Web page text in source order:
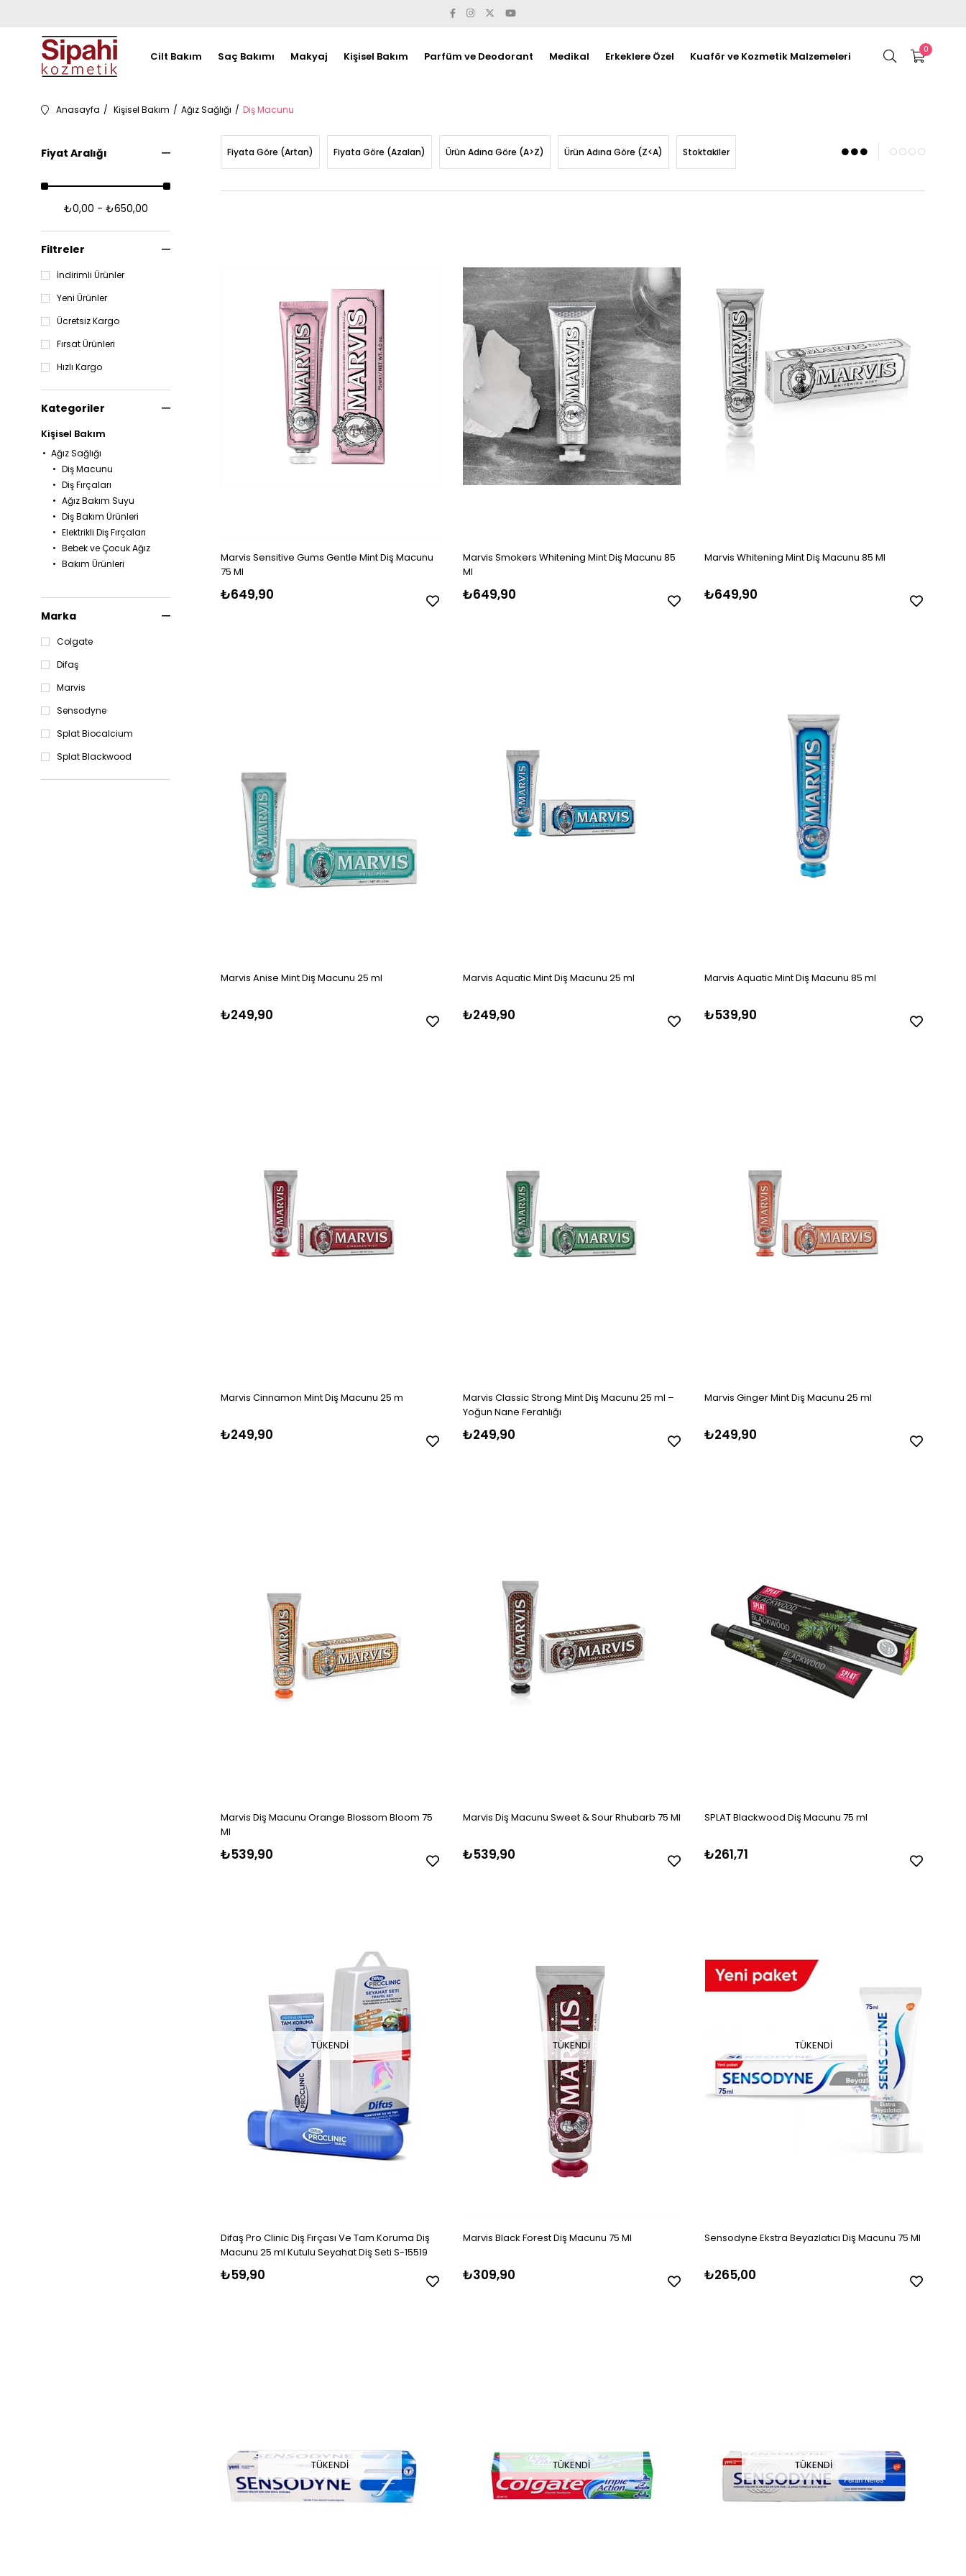
0
Cilt Bakım Saç Bakımı Makyaj Kişisel Bakım Parfüm ve Deodorant Medikal Erkeklere Özel Kuaför ve Kozmetik Malzemeleri
Anasayfa Kişisel Bakım Ağız Sağlığı Diş Macunu
Fiyat Aralığı
₺0,00 - ₺650,00
Filtreler
İndirimli Ürünler
Yeni Ürünler
Ücretsiz Kargo
Fırsat Ürünleri
Hızlı Kargo
Kategoriler
Kişisel Bakım
Ağız Sağlığı
Diş Macunu
Diş Fırçaları
Ağız Bakım Suyu
Diş Bakım Ürünleri
Elektrikli Diş Fırçaları
Bebek ve Çocuk Ağız
Bakım Ürünleri
Marka
Colgate
Difaş
Marvis
Sensodyne
Splat Biocalcium
Splat Blackwood
Fiyata Göre (Artan) Fiyata Göre (Azalan) Ürün Adına Göre (A>Z) Ürün Adına Göre (Z<A) Stoktakiler
Marvis Sensitive Gums Gentle Mint Diş Macunu
75 Ml
₺649,90
Marvis Smokers Whitening Mint Diş Macunu 85
Ml
₺649,90
Marvis Whitening Mint Diş Macunu 85 Ml
₺649,90
Marvis Anise Mint Diş Macunu 25 ml
₺249,90
Marvis Aquatic Mint Diş Macunu 25 ml
₺249,90
Marvis Aquatic Mint Diş Macunu 85 ml
₺539,90
Marvis Cinnamon Mint Diş Macunu 25 m
₺249,90
Marvis Classic Strong Mint Diş Macunu 25 ml –
Yoğun Nane Ferahlığı
₺249,90
Marvis Ginger Mint Diş Macunu 25 ml
₺249,90
Marvis Diş Macunu Orange Blossom Bloom 75
Ml
₺539,90
Marvis Diş Macunu Sweet & Sour Rhubarb 75 Ml
₺539,90
SPLAT Blackwood Diş Macunu 75 ml
₺261,71
TÜKENDI
Difaş Pro Clinic Diş Fırçası Ve Tam Koruma Diş
Macunu 25 ml Kutulu Seyahat Diş Seti S-15519
₺59,90
TÜKENDI
Marvis Black Forest Diş Macunu 75 Ml
₺309,90
TÜKENDI
Sensodyne Ekstra Beyazlatıcı Diş Macunu 75 Ml
₺265,00
TÜKENDI TÜKENDI TÜKENDI